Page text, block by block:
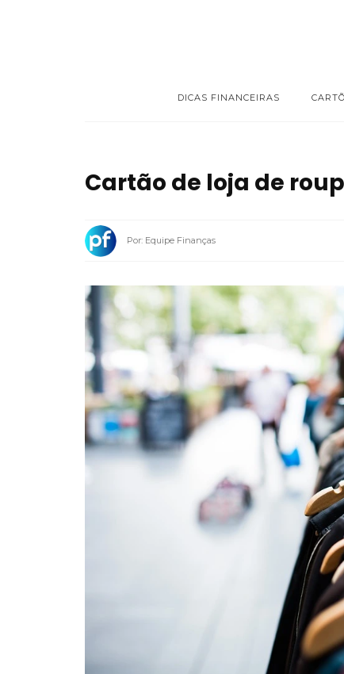
DICAS FINANCEIRAS
Cartão de loja de
Por: Equipe Finanças